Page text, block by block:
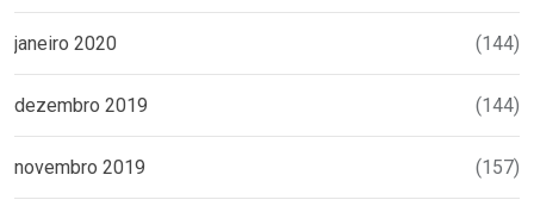
janeiro 2020 (144)
dezembro 2019 (144)
novembro 2019 (157)